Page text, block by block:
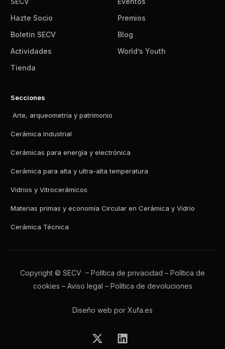
Hazte Socio
Boletín SECV
Actividades
Tienda
Premios
Blog
World’s Youth
Secciones
Arte, arqueometría y patrimonio
Cerámica Industrial
Cerámicas para energía y electrónica
Cerámica para alta y ultra-alta temperatura
Vidrios y Vitrocerámicos
Materias primas y economía Circular en Cerámica y Vidrio
Cerámica Técnica
Copyright © SECV – Política de privacidad – Política de
cookies – Aviso legal – Política de devoluciones
Diseño web por Xufa.es